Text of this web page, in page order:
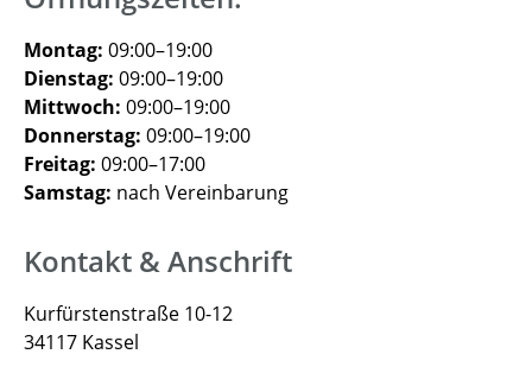
Montag: 09:00–19:00
Dienstag: 09:00–19:00
Mittwoch: 09:00–19:00
Donnerstag: 09:00–19:00
Freitag: 09:00–17:00
Samstag: nach Vereinbarung
Kontakt & Anschrift
Kurfürstenstraße 10-12
34117 Kassel